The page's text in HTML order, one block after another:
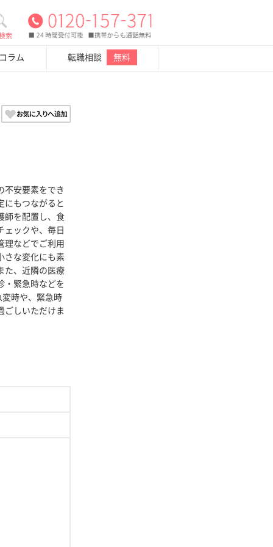
索
ラム 転職相談 無料
不安要素をでき
にもつながると
師を配置し、食
ェックや、毎日
理などでご利用
さな変化にも素
た、近隣の医療
・緊急時などを
時や、緊急時
ごしいただけま